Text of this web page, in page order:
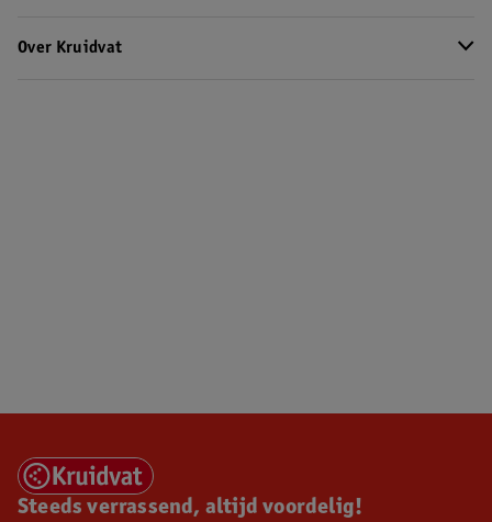
Over Kruidvat
Steeds verrassend, altijd voordelig!